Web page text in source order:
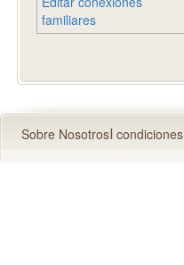
familiares
Sobre Nosotros condiciones